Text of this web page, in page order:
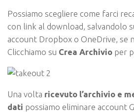
Possiamo scegliere come farci
con link al download, salvandolo
account Dropbox o OneDrive, se
Clicchiamo su Crea Archivio per
Una volta ricevuto l’archivio e
dati possiamo eliminare account